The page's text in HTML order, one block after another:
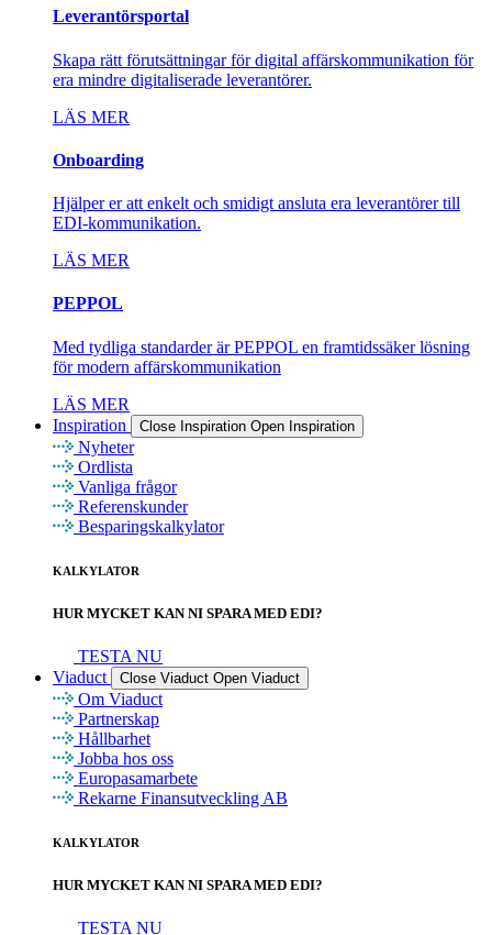
Leverantörsportal
Skapa rätt förutsättningar för digital affärskommunikation för
era mindre digitaliserade leverantörer.
LÄS MER
Onboarding
Hjälper er att enkelt och smidigt ansluta era leverantörer till
EDI-kommunikation.
LÄS MER
PEPPOL
Med tydliga standarder är PEPPOL en framtidssäker lösning
för modern affärskommunikation
LÄS MER
Inspiration
Close Inspiration Open Inspiration
Nyheter
Ordlista
Vanliga frågor
Referenskunder
Besparingskalkylator
KALKYLATOR
HUR MYCKET KAN NI SPARA MED EDI?
TESTA NU
Viaduct
Close Viaduct Open Viaduct
Om Viaduct
Partnerskap
Hållbarhet
Jobba hos oss
Europasamarbete
Rekarne Finansutveckling AB
KALKYLATOR
HUR MYCKET KAN NI SPARA MED EDI?
TESTA NU